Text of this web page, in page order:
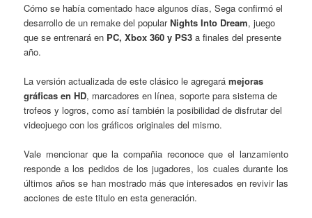
Cómo se había comentado hace algunos días, Sega confirmó el
desarrollo de un remake del popularNights Into Dream, juego
que se entrenará en PC, Xbox 360 y PS3 a finales del presente
año.
La versión actualizada de este clásico le agregarámejoras
gráficas en HD, marcadores en línea, soporte para sistema de
trofeos y logros, como así también la posibilidad de disfrutar del
videojuego con los gráficos originales del mismo.
Vale mencionar que la compañia reconoce que el lanzamiento
responde a los pedidos de los jugadores, los cuales durante los
últimos años se han mostrado más que interesados en revivir las
acciones de este titulo en esta generación.